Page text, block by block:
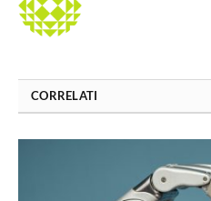
CORRELATI